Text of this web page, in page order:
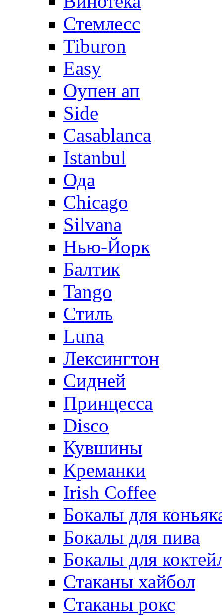
Стемлесс
Tiburon
Easy
Оупен ап
Side
Casablanca
Istanbul
Ода
Chicago
Silvana
Нью-Йорк
Балтик
Tango
Стиль
Luna
Лексингтон
Сидней
Принцесса
Disco
Кувшины
Креманки
Irish Coffee
Бокалы для
Бокалы для пива
Бокалы для
Стаканы хайбол
Стаканы рокс